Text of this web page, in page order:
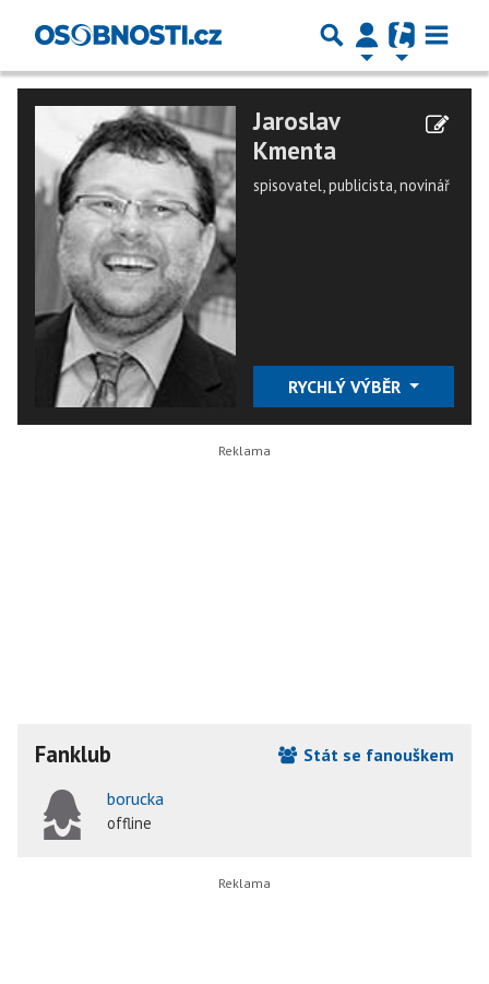
Jaroslav
Kmenta
spisovatel, publicista, novinář
RYCHLÝ VÝBĚR
Fanklub
Stát se fanouškem
borucka
offline